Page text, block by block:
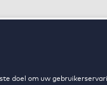
doel om uw